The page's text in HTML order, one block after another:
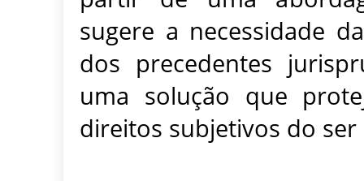
sugere a necessidade
dos precedentes
uma solução que
direitos subjetivos do